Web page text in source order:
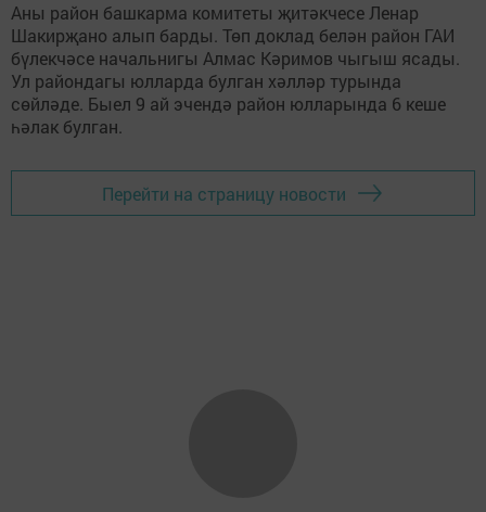
Аны район башкарма комитеты җитәкчесе Ленар
Шакирҗано алып барды. Төп доклад белән район ГАИ
бүлекчәсе начальнигы Алмас Кәримов чыгыш ясады.
Ул райондагы юлларда булган хәлләр турында
сөйләде. Быел 9 ай эчендә район юлларында 6 кеше
һәлак булган.
Перейти на страницу новости